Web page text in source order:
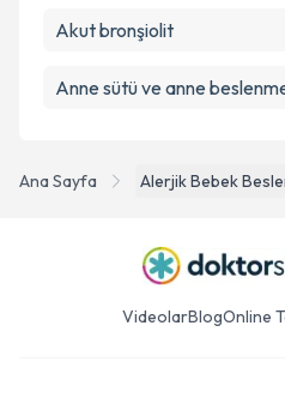
Ana Sayfa Alerjik Bebek
Akut bronşiolit
Anne sütü ve anne
VideolarBlogOnline